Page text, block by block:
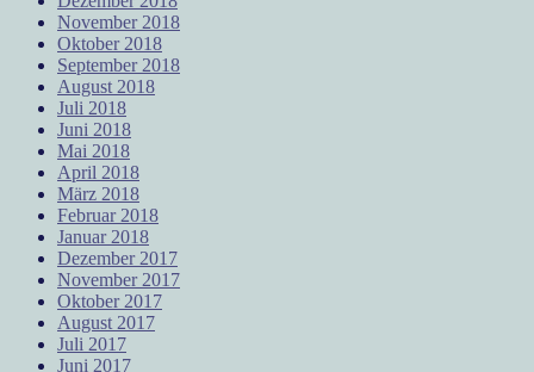
November 2018
Oktober 2018
September 2018
August 2018
Juli 2018
Juni 2018
Mai 2018
April 2018
März 2018
Februar 2018
Januar 2018
Dezember 2017
November 2017
Oktober 2017
August 2017
Juli 2017
Juni 2017